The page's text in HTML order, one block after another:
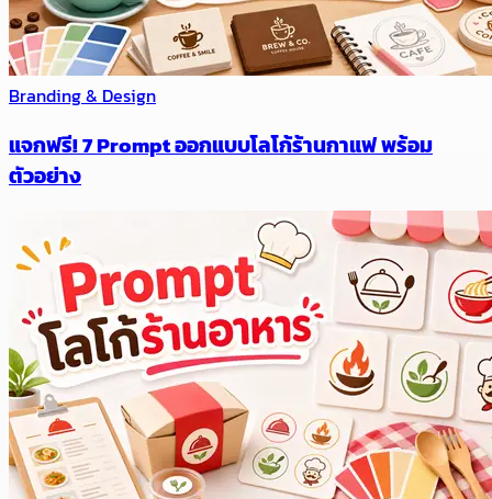
Branding & Design
แจกฟรี! 7 Prompt ออกแบบโลโก้ร้านกาแฟ พร้อม
ตัวอย่าง